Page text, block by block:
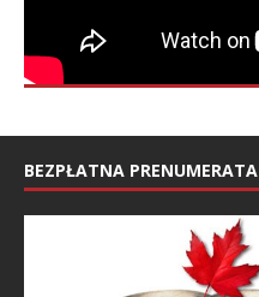
BEZPŁATNA PRENUMERATA